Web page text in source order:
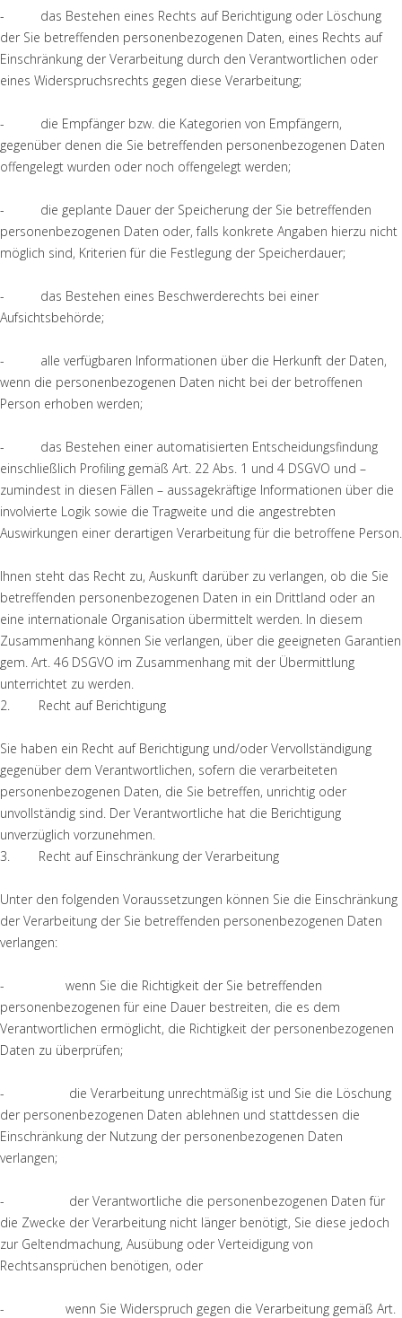
- das Bestehen eines Rechts auf Berichtigung oder Löschung
der Sie betreffenden personenbezogenen Daten, eines Rechts auf
Einschränkung der Verarbeitung durch den Verantwortlichen oder
eines Widerspruchsrechts gegen diese Verarbeitung;
- die Empfänger bzw. die Kategorien von Empfängern,
gegenüber denen die Sie betreffenden personenbezogenen Daten
offengelegt wurden oder noch offengelegt werden;
- die geplante Dauer der Speicherung der Sie betreffenden
personenbezogenen Daten oder, falls konkrete Angaben hierzu nicht
möglich sind, Kriterien für die Festlegung der Speicherdauer;
- das Bestehen eines Beschwerderechts bei einer
Aufsichtsbehörde;
- alle verfügbaren Informationen über die Herkunft der Daten,
wenn die personenbezogenen Daten nicht bei der betroffenen
Person erhoben werden;
- das Bestehen einer automatisierten Entscheidungsfindung
einschließlich Profiling gemäß Art. 22 Abs. 1 und 4 DSGVO und –
zumindest in diesen Fällen – aussagekräftige Informationen über die
involvierte Logik sowie die Tragweite und die angestrebten
Auswirkungen einer derartigen Verarbeitung für die betroffene Person.
Ihnen steht das Recht zu, Auskunft darüber zu verlangen, ob die Sie
betreffenden personenbezogenen Daten in ein Drittland oder an
eine internationale Organisation übermittelt werden. In diesem
Zusammenhang können Sie verlangen, über die geeigneten Garantien
gem. Art. 46 DSGVO im Zusammenhang mit der Übermittlung
unterrichtet zu werden.
2. Recht auf Berichtigung
Sie haben ein Recht auf Berichtigung und/oder Vervollständigung
gegenüber dem Verantwortlichen, sofern die verarbeiteten
personenbezogenen Daten, die Sie betreffen, unrichtig oder
unvollständig sind. Der Verantwortliche hat die Berichtigung
unverzüglich vorzunehmen.
3. Recht auf Einschränkung der Verarbeitung
Unter den folgenden Voraussetzungen können Sie die Einschränkung
der Verarbeitung der Sie betreffenden personenbezogenen Daten
verlangen:
- wenn Sie die Richtigkeit der Sie betreffenden
personenbezogenen für eine Dauer bestreiten, die es dem
Verantwortlichen ermöglicht, die Richtigkeit der personenbezogenen
Daten zu überprüfen;
- die Verarbeitung unrechtmäßig ist und Sie die Löschung
der personenbezogenen Daten ablehnen und stattdessen die
Einschränkung der Nutzung der personenbezogenen Daten
verlangen;
- der Verantwortliche die personenbezogenen Daten für
die Zwecke der Verarbeitung nicht länger benötigt, Sie diese jedoch
zur Geltendmachung, Ausübung oder Verteidigung von
Rechtsansprüchen benötigen, oder
- wenn Sie Widerspruch gegen die Verarbeitung gemäß Art.